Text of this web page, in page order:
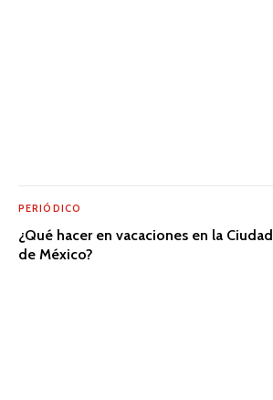
PERIÓDICO
¿Qué hacer en vacaciones en la Ciudad
de México?